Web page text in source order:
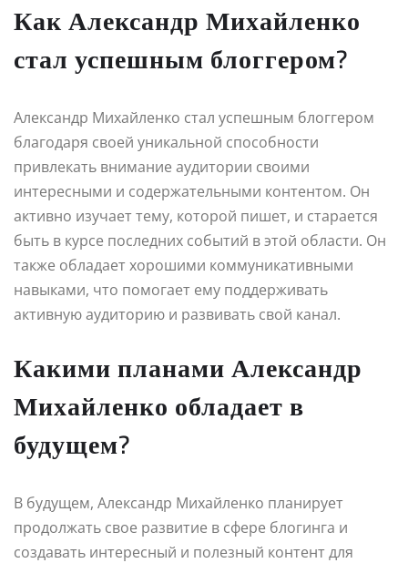
Как Александр Михайленко
стал успешным блоггером?
Александр Михайленко стал успешным блоггером
благодаря своей уникальной способности
привлекать внимание аудитории своими
интересными и содержательными контентом. Он
активно изучает тему, которой пишет, и старается
быть в курсе последних событий в этой области. Он
также обладает хорошими коммуникативными
навыками, что помогает ему поддерживать
активную аудиторию и развивать свой канал.
Какими планами Александр
Михайленко обладает в
будущем?
В будущем, Александр Михайленко планирует
продолжать свое развитие в сфере блогинга и
создавать интересный и полезный контент для